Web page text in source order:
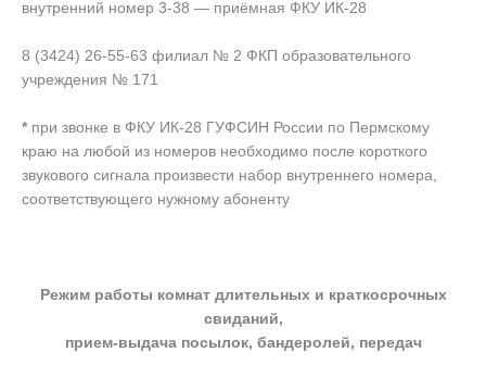
внутренний номер 3-38 — приёмная ФКУ ИК-28
8 (3424) 26-55-63 филиал № 2 ФКП образовательного
учреждения № 171
* при звонке в ФКУ ИК-28 ГУФСИН России по Пермскому
краю на любой из номеров необходимо после короткого
звукового сигнала произвести набор внутреннего номера,
соответствующего нужному абоненту
Режим работы комнат длительных и краткосрочных
свиданий,
прием-выдача посылок, бандеролей, передач